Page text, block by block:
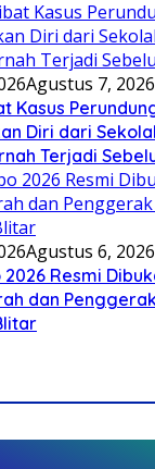
Agustus 7, 2026
Kasus
Diri dari
Terjadi
Agustus 6, 2026
Resmi
dan